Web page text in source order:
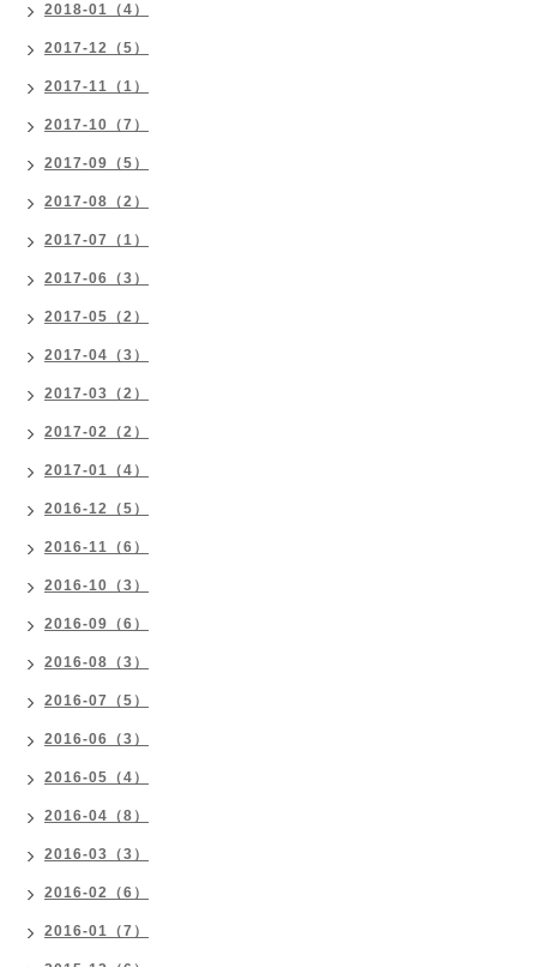
2018-01（4）
2017-12（5）
2017-11（1）
2017-10（7）
2017-09（5）
2017-08（2）
2017-07（1）
2017-06（3）
2017-05（2）
2017-04（3）
2017-03（2）
2017-02（2）
2017-01（4）
2016-12（5）
2016-11（6）
2016-10（3）
2016-09（6）
2016-08（3）
2016-07（5）
2016-06（3）
2016-05（4）
2016-04（8）
2016-03（3）
2016-02（6）
2016-01（7）